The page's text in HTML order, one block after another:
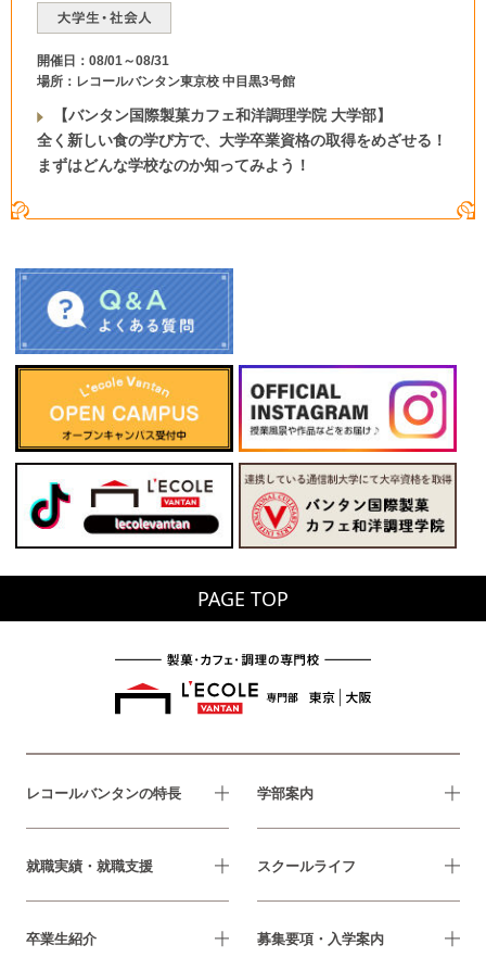
開催日：08/01～08/31
場所：レコールバンタン東京校 中目黒3号館
【バンタン国際製菓カフェ和洋調理学院 大学部】
全く新しい食の学び方で、大学卒業資格の取得をめざせる！
まずはどんな学校なのか知ってみよう！
PAGE TOP
レコールバンタンの特長 学部案内
就職実績・就職支援 スクールライフ
卒業生紹介 募集要項・入学案内